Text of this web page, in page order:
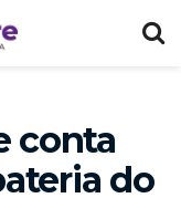
conta
do